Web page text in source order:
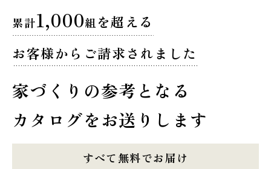
累計1,000組 を超える
お客様からご請求されました
家づくりの参考となる
カタログをお送りします
すべて無料でお届け